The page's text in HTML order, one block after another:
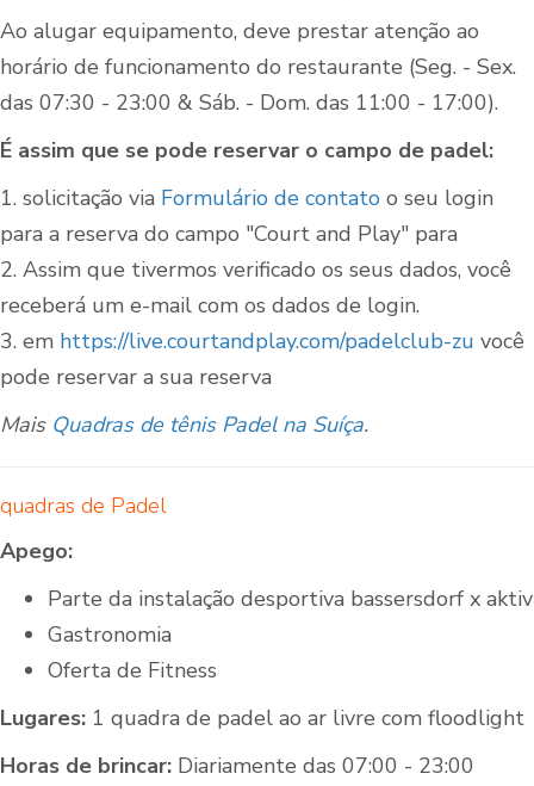
Ao alugar equipamento, deve prestar atenção ao
horário de funcionamento do restaurante (Seg. - Sex.
das 07:30 - 23:00 & Sáb. - Dom. das 11:00 - 17:00).
É assim que se pode reservar o campo de padel:
1. solicitação via Formulário de contato o seu login
para a reserva do campo "Court and Play" para
2. Assim que tivermos verificado os seus dados, você
receberá um e-mail com os dados de login.
3. em https://live.courtandplay.com/padelclub-zu você
pode reservar a sua reserva
Mais Quadras de tênis Padel na Suíça.
quadras de Padel
Apego:
Parte da instalação desportiva bassersdorf x aktiv
Gastronomia
Oferta de Fitness
Lugares: 1 quadra de padel ao ar livre com floodlight
Horas de brincar: Diariamente das 07:00 - 23:00